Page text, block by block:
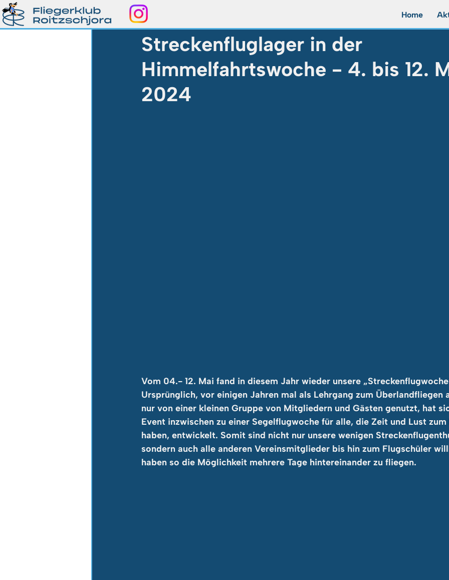
Home
Streckenfluglager in der
Himmelfahrtswoche - 4. bis 12.
2024
15. Mai 2024 2 Min. Lesezeit
Vom 04.- 12. Mai fand in diesem Jahr wieder unsere
Ursprünglich, vor einigen Jahren mal als Lehrgang zum Überlandfliegen
nur von einer kleinen Gruppe von Mitgliedern und Gästen genutzt, hat
Event inzwischen zu einer Segelflugwoche für alle, die Zeit und Lust
haben, entwickelt. Somit sind nicht nur unsere wenigen
sondern auch alle anderen Vereinsmitglieder bis hin zum Flugschüler
haben so die Möglichkeit mehrere Tage hintereinander zu fliegen.